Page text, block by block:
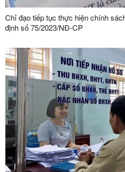
Chỉ đạo tiếp tục thực hiện chính
định số 75/2023/NĐ-CP